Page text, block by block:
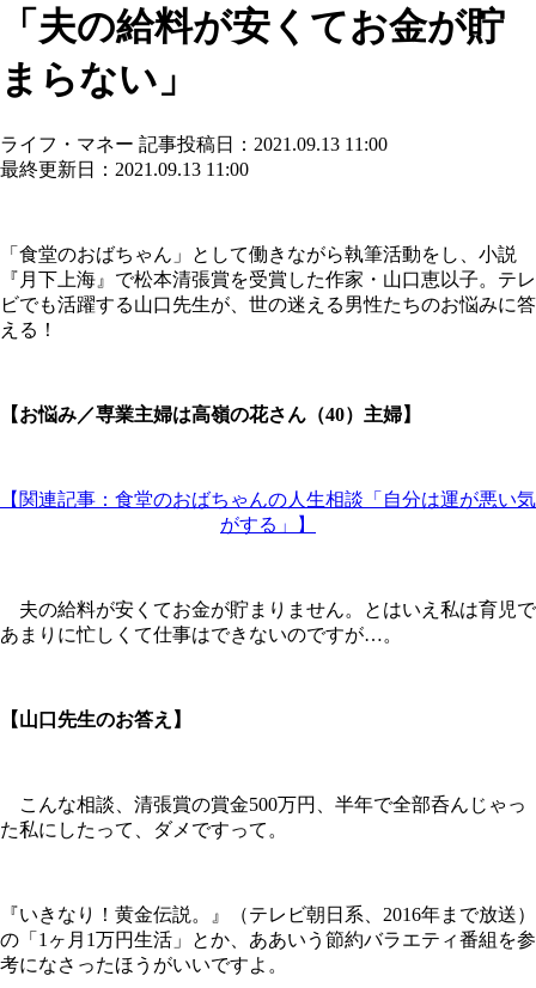
「夫の給料が安くてお金が貯
まらない」
ライフ・マネー 記事投稿日：2021.09.13 11:00
最終更新日：2021.09.13 11:00
「食堂のおばちゃん」として働きながら執筆活動をし、小説
『月下上海』で松本清張賞を受賞した作家・山口恵以子。テレ
ビでも活躍する山口先生が、世の迷える男性たちのお悩みに答
える！
【お悩み／専業主婦は高嶺の花さん（40）主婦】
【関連記事：食堂のおばちゃんの人生相談「自分は運が悪い気
がする」】
夫の給料が安くてお金が貯まりません。とはいえ私は育児で
あまりに忙しくて仕事はできないのですが…。
【山口先生のお答え】
こんな相談、清張賞の賞金500万円、半年で全部呑んじゃっ
た私にしたって、ダメですって。
『いきなり！黄金伝説。』（テレビ朝日系、2016年まで放送）
の「1ヶ月1万円生活」とか、ああいう節約バラエティ番組を参
考になさったほうがいいですよ。